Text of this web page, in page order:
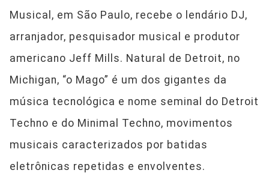
Musical, em São Paulo, recebe o lendário DJ,
arranjador, pesquisador musical e produtor
americano Jeff Mills. Natural de Detroit, no
Michigan, “o Mago” é um dos gigantes da
música tecnológica e nome seminal do Detroit
Techno e do Minimal Techno, movimentos
musicais caracterizados por batidas
eletrônicas repetidas e envolventes.